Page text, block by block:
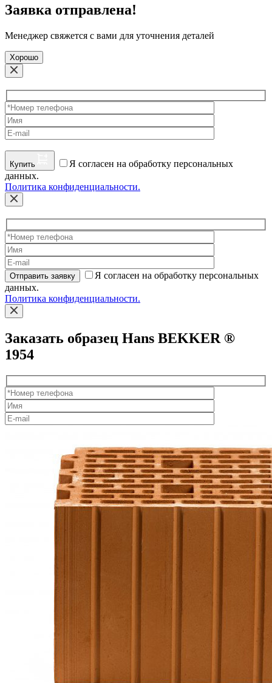
Заявка отправлена!
Менеджер свяжется с вами для уточнения деталей
Хорошо
Купить
Я согласен на обработку персональных
данных.
Политика конфиденциальности.
Отправить заявку
Я согласен на обработку персональных
данных.
Политика конфиденциальности.
Заказать образец Hans BEKKER ®
1954